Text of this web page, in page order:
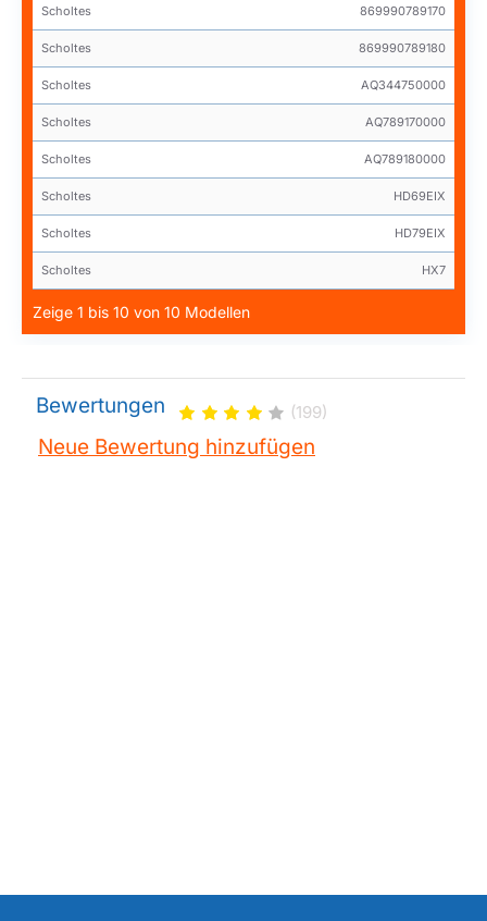
Scholtes 869990789170
Scholtes 869990789180
Scholtes AQ344750000
Scholtes AQ789170000
Scholtes AQ789180000
Scholtes HD69EIX
Scholtes HD79EIX
Scholtes HX7
Zeige 1 bis 10 von 10 Modellen
Bewertungen (199)
Neue Bewertung hinzufügen